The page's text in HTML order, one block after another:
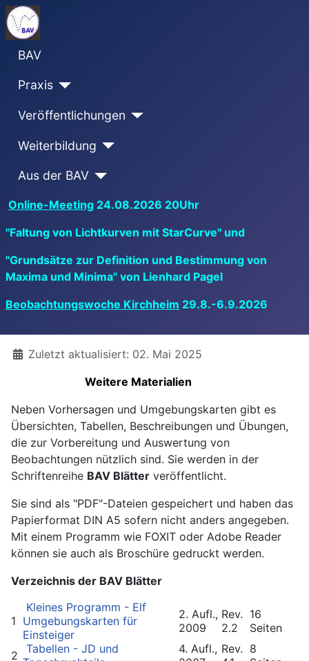
BAV
Praxis
Veröffentlichungen
Weiterbildung
Aus der BAV
Online-Meeting 24.08.2026 20Uhr
"Faltung von Lichtkurven mit StarCurve" und
"Grundsätze zur Definition und Bestimmung von
Maxima und Minima" von Lienhard Pagel
Beobachtungswoche Kirchheim 29.8.-6.9.2026
DetailsZuletzt aktualisiert: 02. Mai 2025
Weitere Materialien
Neben Vorhersagen und Umgebungskarten gibt es
Übersichten, Tabellen, Beschreibungen und Übungen,
die zur Vorbereitung und Auswertung von
Beobachtungen nützlich sind. Sie werden in der
Schriftenreihe BAV Blätter veröffentlicht.
Sie sind als "PDF"-Dateien gespeichert und haben das
Papierformat DIN A5 sofern nicht anders angegeben.
Mit einem Programm wie FOXIT oder Adobe Reader
können sie auch als Broschüre gedruckt werden.
Verzeichnis der BAV Blätter
1
Kleines Programm - Elf
Umgebungskarten für
Einsteiger
2. Aufl.,
2009
Rev.
2.2
16
Seiten
2
Tabellen - JD und
4. Aufl., Rev. 8